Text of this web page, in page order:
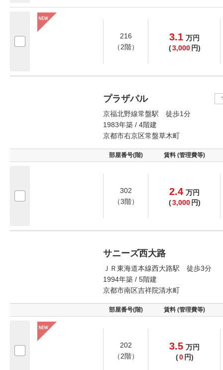
216
（2階）
3.1 万円
(3,000 円)
プラザパル
京福北野線常盤駅 徒歩1分
1983年築 / 4階建
京都市右京区常盤草木町
部屋番号(階) 賃料 (管理費等)
302
（3階）
2.4 万円
(3,000 円)
サニーズ西大路
ＪＲ東海道本線西大路駅 徒歩3分
1994年築 / 5階建
京都市南区吉祥院清水町
部屋番号(階) 賃料 (管理費等)
202
（2階）
3.5 万円
(0 円)